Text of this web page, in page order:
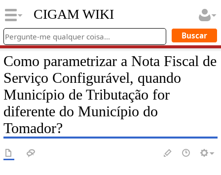
CIGAM WIKI
Como parametrizar a Nota Fiscal de
Serviço Configurável, quando
Município de Tributação for
diferente do Município do
Tomador?